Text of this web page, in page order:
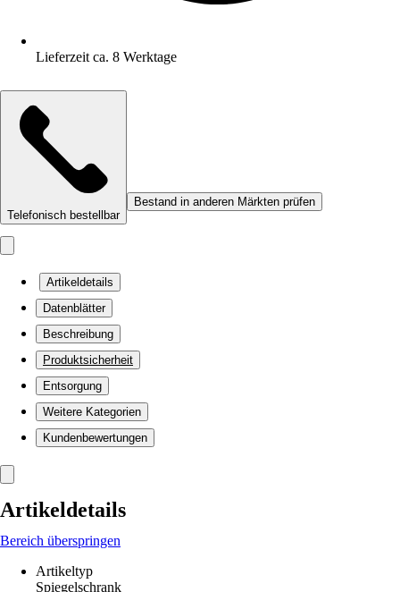
Lieferzeit ca. 8 Werktage
Telefonisch bestellbar
Bestand in anderen Märkten prüfen
Artikeldetails
Datenblätter
Beschreibung
Produktsicherheit
Entsorgung
Weitere Kategorien
Kundenbewertungen
Artikeldetails
Bereich überspringen
Artikeltyp
Spiegelschrank